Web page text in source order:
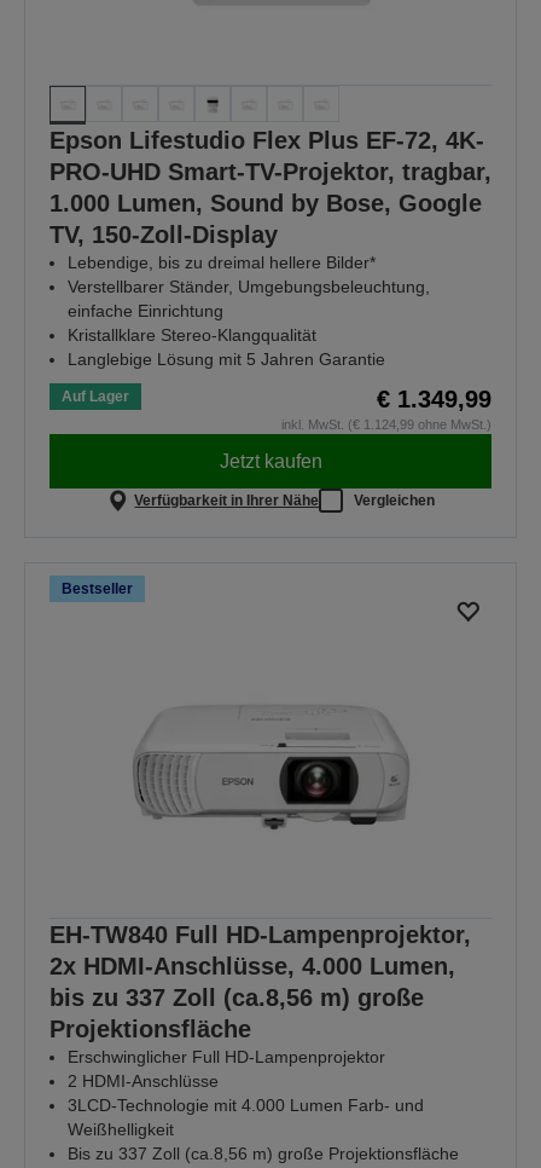
Epson Lifestudio Flex Plus EF-72, 4K-
PRO-UHD Smart-TV-Projektor, tragbar,
1.000 Lumen, Sound by Bose, Google
TV, 150-Zoll-Display
Lebendige, bis zu dreimal hellere Bilder*
Verstellbarer Ständer, Umgebungsbeleuchtung,
einfache Einrichtung
Kristallklare Stereo-Klangqualität
Langlebige Lösung mit 5 Jahren Garantie
Auf Lager € 1.349,99
inkl. MwSt. (€ 1.124,99 ohne MwSt.)
Jetzt kaufen
Verfügbarkeit in Ihrer Nähe Vergleichen
Bestseller
EH-TW840 Full HD-Lampenprojektor,
2x HDMI-Anschlüsse, 4.000 Lumen,
bis zu 337 Zoll (ca.8,56 m) große
Projektionsfläche
Erschwinglicher Full HD-Lampenprojektor
2 HDMI-Anschlüsse
3LCD-Technologie mit 4.000 Lumen Farb- und
Weißhelligkeit
Bis zu 337 Zoll (ca.8,56 m) große Projektionsfläche